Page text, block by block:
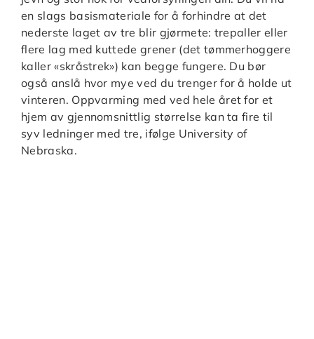
en slags basismateriale for å forhindre at det
nederste laget av tre blir gjørmete: trepaller eller
flere lag med kuttede grener (det tømmerhoggere
kaller «skråstrek») kan begge fungere. Du bør
også anslå hvor mye ved du trenger for å holde ut
vinteren. Oppvarming med ved hele året for et
hjem av gjennomsnittlig størrelse kan ta fire til
syv ledninger med tre, ifølge University of
Nebraska.